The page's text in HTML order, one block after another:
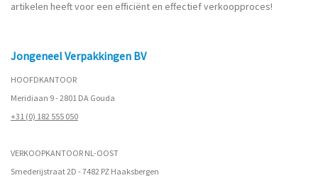
artikelen heeft voor een efficiënt en effectief verkoopproces!
Jongeneel Verpakkingen BV
HOOFDKANTOOR
Meridiaan 9 - 2801 DA Gouda
+31 (0) 182 555 050
VERKOOPKANTOOR NL-OOST
Smederijstraat 2D - 7482 PZ Haaksbergen